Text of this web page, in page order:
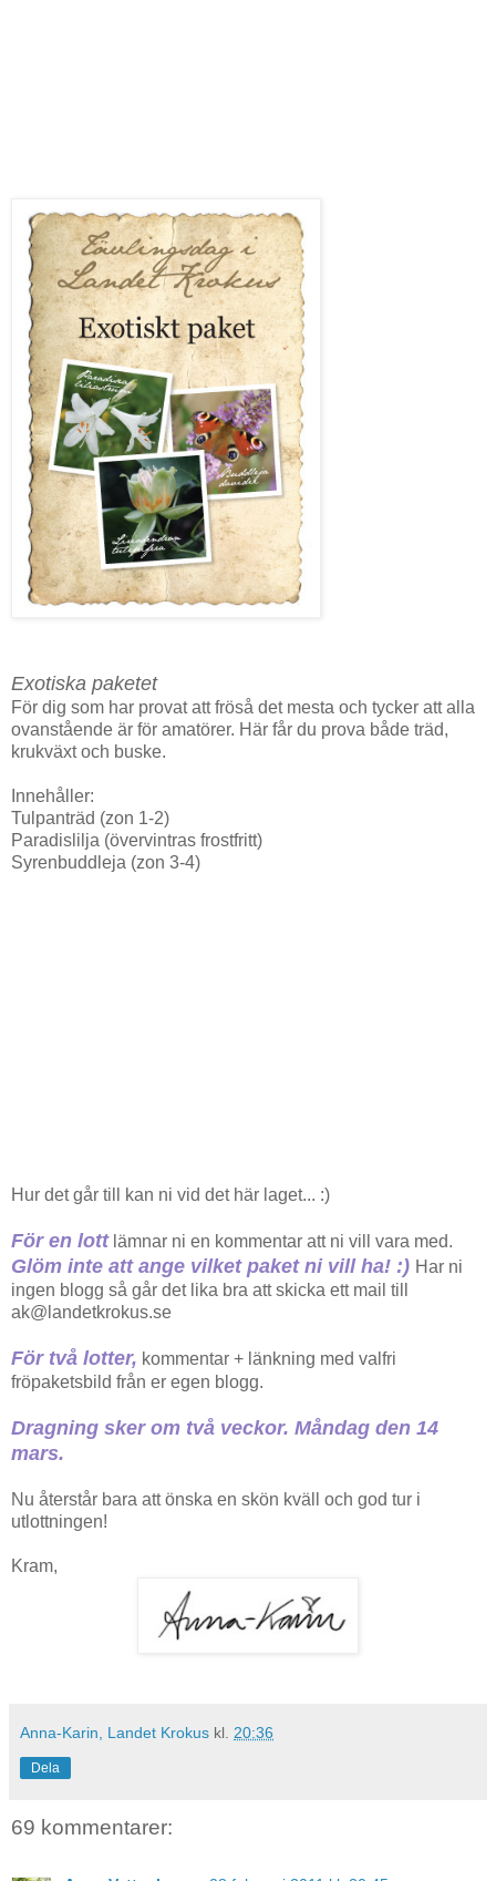
Exotiska paketet
För dig som har provat att fröså det mesta och tycker att alla
ovanstående är för amatörer. Här får du prova både träd,
krukväxt och buske.
Innehåller:
Tulpanträd (zon 1-2)
Paradislilja (övervintras frostfritt)
Syrenbuddleja (zon 3-4)
Hur det går till kan ni vid det här laget... :)
För en lottlämnar ni en kommentar att ni vill vara med.
Glöm inte att ange vilket paket ni vill ha! :) Har ni
ingen blogg så går det lika bra att skicka ett mail till
ak@landetkrokus.se
För två lotter, kommentar + länkning med valfri
fröpaketsbild från er egen blogg.
Dragning sker om två veckor. Måndag den 14
mars.
Nu återstår bara att önska en skön kväll och god tur i
utlottningen!
Kram,
Anna-Karin, Landet Krokus kl. 20:36
Dela
69 kommentarer: